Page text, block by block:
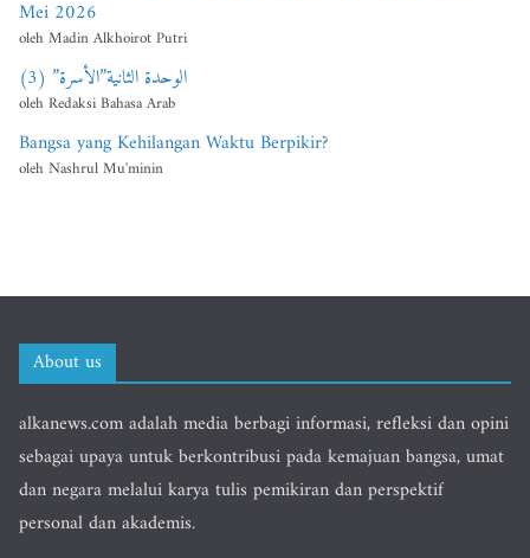
Mei 2026
oleh Madin Alkhoirot Putri
الوحدة الثانية”الأسرة” (3)
oleh Redaksi Bahasa Arab
Bangsa yang Kehilangan Waktu Berpikir?
oleh Nashrul Mu'minin
About us
alkanews.com adalah media berbagi informasi, refleksi dan opini
sebagai upaya untuk berkontribusi pada kemajuan bangsa, umat
dan negara melalui karya tulis pemikiran dan perspektif
personal dan akademis.